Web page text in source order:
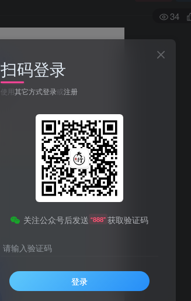
34
扫码登录
使用其它方式登录或注册
关注公众号后发送 “888” 获取验证码
请输入验证码
登录